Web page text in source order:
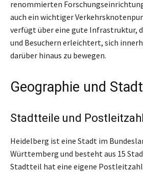
renommierten
auch ein wichtiger
verfügt über eine gute Infrastruktur,
und Besuchern erleichtert, sich
darüber hinaus zu bewegen.
Geographie und
Stadtteile und
Heidelberg ist eine Stadt im
Württemberg und besteht aus 15
Stadtteil hat eine eigene